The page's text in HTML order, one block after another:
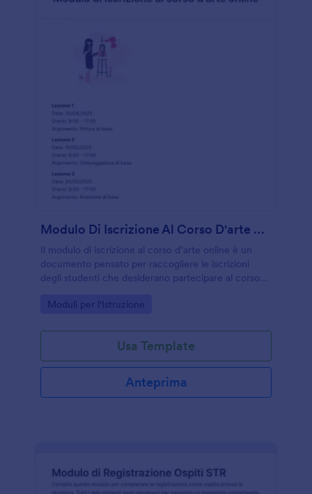
Modulo Di Iscrizione Al Corso D'arte Online
Il modulo di iscrizione al corso d’arte online è un
documento pensato per raccogliere le iscrizioni
degli studenti che desiderano partecipare al corso
educatori artistici di raccogliere le registrazioni
di partecipanti e organizzare al meglio lo
svolgimento delle lezioni.Il modulo di iscrizione al
corso d’arte online contiene campi per inserire il
nome del partecipante, la sua età, il genere, il
numero di telefono, l’email, l’indirizzo, il nome della
il modulo. Inoltre, viene utilizzato il widget Lista
Configurabile, che consente ai partecipanti di
Go to Category:
Moduli per l'Istruzione
Usa Template
Anteprima